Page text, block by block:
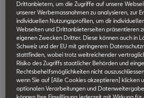
Sicherheit &
Personalisierung
Datenplan
Notruf
Fernzugriff
E-Manager (Batterie Ladung)
Ferngesteuerte Klimatisierung
Online Infotainment
Drittanbietern, um die Zugriffe auf unsere
unserer Werbemassnahmen zu analysieren, zur
individuellen Nutzungsprofilen, um dir
Webseiten und Drittanbieterseiten präsentieren
eigenen Zwecken Dritter. Diese können auch in
Schweiz und der EU mit geringerem
stattfinden, wobei trotz weitreichender
Risiko des Zugriffs staatlicher Behörden und
Rechtsbehelfsmöglichkeiten nicht
wenn Sie auf [Alle Cookies akzeptieren] klicken
optionalen Verarbeitungen und